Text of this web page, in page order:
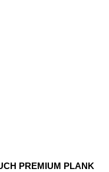
PREMIUM PLANK